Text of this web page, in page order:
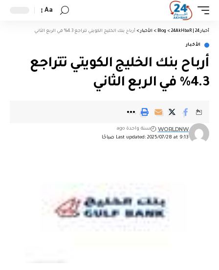
Aa
أخبار 24 | 24AkHbaR >
Blog
> الأخبار > أرباح بنك الخليج الكويتي تتراجع 4.3% في الربع الثاني
الأخبار
أرباح بنك الخليج الكويتي تتراجع
4.3% في الربع الثاني
Last updated: 2025/07/28 at 9:13 صباحًا
WORLDNW سنة واحدة ago